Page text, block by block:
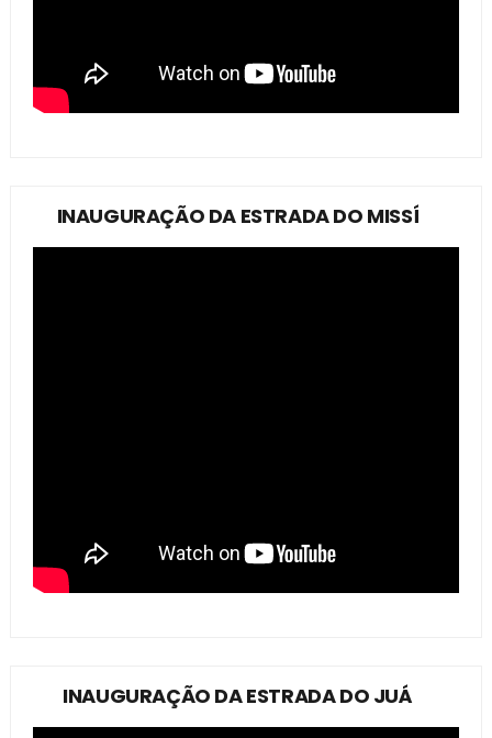
INAUGURAÇÃO DA ESTRADA DO MISSÍ
INAUGURAÇÃO DA ESTRADA DO JUÁ